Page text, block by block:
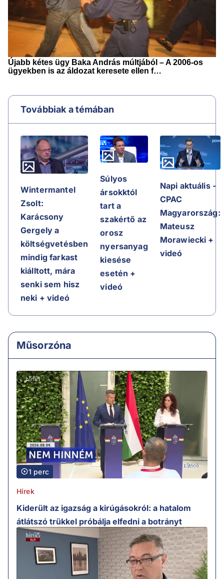
Továbbiak a témában
Wintermantel
Zsolt:
Karácsony
Gergely a
költségvetésben
mindig farkast
kiálltott, mára
senki sem hisz
neki + videó
Súlyos
ársokktól
tart a
szakértő az
orosz
nyersanyag
kiesése
esetén +
videó
Napi aktuális -
CPAC
Magyarország:
Mateusz
Morawiecki +
videó
Műsorzóna
1 perc
Hírek
Kiderült az igazság a kirúgásokról: a hatalom
átlátszó trükkel próbálja elfedni a botrányt